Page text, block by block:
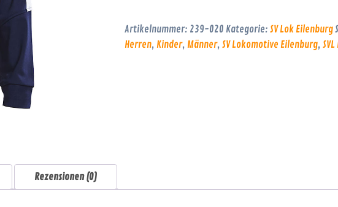
Artikelnummer: 239-020 Kategorie: SV Lok Eilenburg
Herren, Kinder, Männer, SV Lokomotive Eilenburg,
Rezensionen (0)